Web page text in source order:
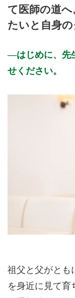
て医師の道
たいと自身
はじめに、先
せください。
祖父と父がとも
を身近に見て育